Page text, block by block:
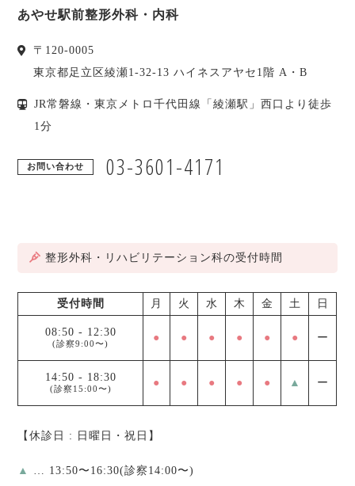
あやせ駅前整形外科・内科
〒 120-0005
東京都足立区綾瀬1-32-13 ハイネスアヤセ1階 A・B
JR常磐線・東京メトロ千代田線「綾瀬駅」西口より徒歩
1分
お問い合わせ 03-3601-4171
整形外科・リハビリテーション科の受付時間
受付時間 月 火 水 木 金 土 日
08:50 - 12:30
(診察9:00〜) ● ● ● ● ● ● ー
14:50 - 18:30
(診察15:00〜) ● ● ● ● ● ▲ ー
【休診日 : 日曜日・祝日】
▲
… 13:50〜16:30(診察14:00〜)